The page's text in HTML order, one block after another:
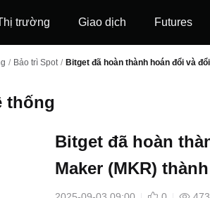
trường Giao dịch Futures
/ Bảo trì Spot / Bitget đã hoàn thành hoán đổi và
thống
Bitget đã hoàn
Maker (MKR)